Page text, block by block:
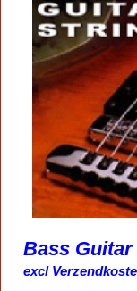
Bass Guitar
€10.97 incl